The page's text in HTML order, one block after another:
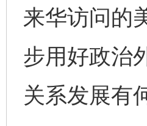
来华访问的
步用好政治
关系发展有